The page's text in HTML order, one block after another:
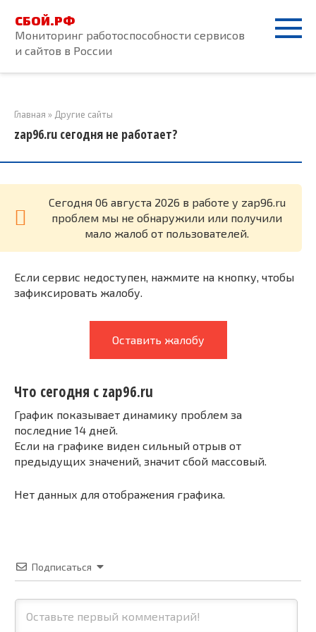
контенту
СБОЙ.РФ
Мониторинг работоспособности сервисов
и сайтов в России
Главная » Другие сайты
zap96.ru сегодня не работает?
Cегодня 06 августа 2026 в работе у zap96.ru
проблем мы не обнаружили или получили
мало жалоб от пользователей.
Если сервис недоступен, нажмите на кнопку, чтобы
зафиксировать жалобу.
Оставить жалобу
Что сегодня с zap96.ru
График показывает динамику проблем за
последние 14 дней.
Если на графике виден сильный отрыв от
предыдущих значений, значит сбой массовый.
Нет данных для отображения графика.
Подписаться